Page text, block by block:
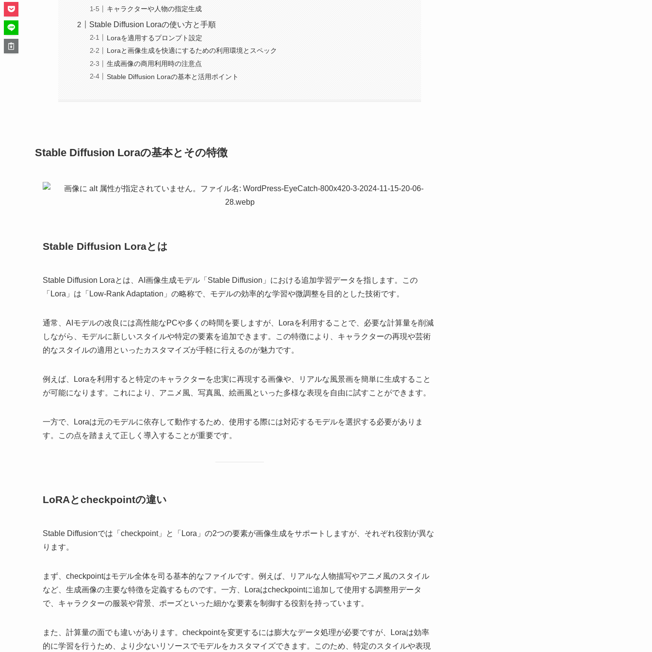
キャラクターや人物の指定生成
Stable Diffusion Loraの使い方と手順
Loraを適用するプロンプト設定
Loraと画像生成を快適にするための利用環境とスペック
生成画像の商用利用時の注意点
Stable Diffusion Loraの基本と活用ポイント
Stable Diffusion Loraの基本とその特徴
Stable Diffusion Loraとは
Stable Diffusion Loraとは、AI画像生成モデル「Stable Diffusion」における追加学習データを指します。この
「Lora」は「Low-Rank Adaptation」の略称で、モデルの効率的な学習や微調整を目的とした技術です。
通常、AIモデルの改良には高性能なPCや多くの時間を要しますが、Loraを利用することで、必要な計算量を削減
しながら、モデルに新しいスタイルや特定の要素を追加できます。この特徴により、キャラクターの再現や芸術
的なスタイルの適用といったカスタマイズが手軽に行えるのが魅力です。
例えば、Loraを利用すると特定のキャラクターを忠実に再現する画像や、リアルな風景画を簡単に生成すること
が可能になります。これにより、アニメ風、写真風、絵画風といった多様な表現を自由に試すことができます。
一方で、Loraは元のモデルに依存して動作するため、使用する際には対応するモデルを選択する必要がありま
す。この点を踏まえて正しく導入することが重要です。
LoRAとcheckpointの違い
Stable Diffusionでは「checkpoint」と「Lora」の2つの要素が画像生成をサポートしますが、それぞれ役割が異な
ります。
まず、checkpointはモデル全体を司る基本的なファイルです。例えば、リアルな人物描写やアニメ風のスタイル
など、生成画像の主要な特徴を定義するものです。一方、Loraはcheckpointに追加して使用する調整用データ
で、キャラクターの服装や背景、ポーズといった細かな要素を制御する役割を持っています。
また、計算量の面でも違いがあります。checkpointを変更するには膨大なデータ処理が必要ですが、Loraは効率
的に学習を行うため、より少ないリソースでモデルをカスタマイズできます。このため、特定のスタイルや表現